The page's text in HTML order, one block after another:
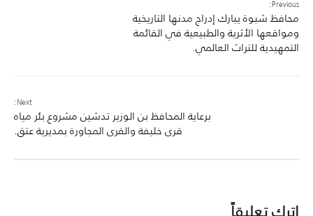
Previous:
محافظ شبوة يبارك إدراج مدنها التاريخية
ومواقعها الأثرية والطبيعية في القائمة
التمهيدية للتراث العالمي.
Next:
برعاية المحافظ بن الوزير تدشين مشروع بئر مياه
قرى خليفة والقرى المجاورة بمديرية عتق.